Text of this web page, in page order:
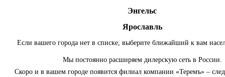
Энгельс
Ярославль
Если вашего города нет в списке, выберите ближайший к вам
Мы постоянно расширяем дилерскую сеть в России.
Скоро и в вашем городе появится филиал компании «Теремъ» –